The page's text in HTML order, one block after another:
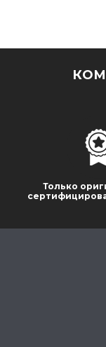
Только